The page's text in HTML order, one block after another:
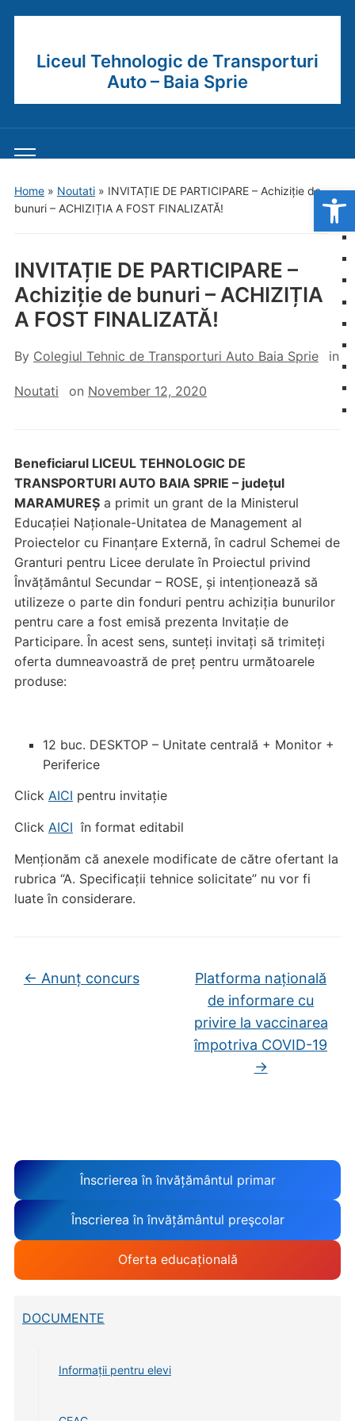
Liceul Tehnologic de Transporturi
Auto – Baia Sprie
Toggle
menu
Home» Noutati» INVITAȚIE DE PARTICIPARE – Achiziție de
bunuri – ACHIZIȚIA A FOST FINALIZATĂ!
Înscrierea în învățământul primar
Înscrierea în învățământul preşcolar
Oferta educațională
DOCUMENTE
Informații pentru elevi
INVITAȚIE DE PARTICIPARE –
Achiziție de bunuri – ACHIZIȚIA
A FOST FINALIZATĂ!
By Colegiul Tehnic de Transporturi Auto Baia Sprie in
Noutati on November 12, 2020
Beneficiarul LICEUL TEHNOLOGIC DE
TRANSPORTURI AUTO BAIA SPRIE – județul
MARAMUREȘa primit un grant de la Ministerul
Educației Naționale-Unitatea de Management al
Proiectelor cu Finanțare Externă, în cadrul Schemei de
Granturi pentru Licee derulate în Proiectul privind
Învățământul Secundar – ROSE, și intenționează să
utilizeze o parte din fonduri pentru achiziția bunurilor
pentru care a fost emisă prezenta Invitație de
Participare. În acest sens, sunteți invitați să trimiteți
oferta dumneavoastră de preț pentru următoarele
produse:
12 buc. DESKTOP – Unitate centrală + Monitor +
Periferice
Click AICI pentru invitație
Click AICI în format editabil
Menționăm că anexele modificate de către ofertant la
rubrica “A. Specificații tehnice solicitate” nu vor fi
luate în considerare.
← Anunț concurs
Platforma națională
de informare cu
privire la vaccinarea
împotriva COVID-19
→